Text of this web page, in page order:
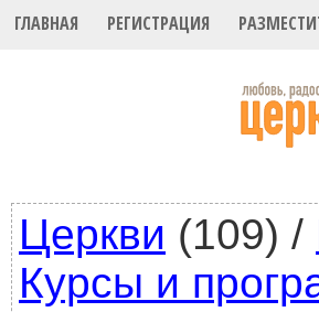
ГЛАВНАЯ РЕГИСТРАЦИЯ
Церкви (109) /
Курсы и